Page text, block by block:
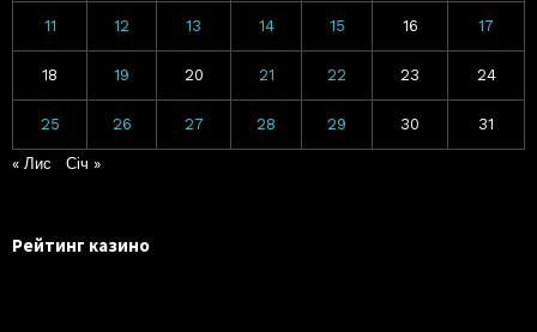
11 12 13 14 15 16 17
18 19 20 21 22 23 24
25 26 27 28 29 30 31
« Лис Січ »
Рейтинг казино